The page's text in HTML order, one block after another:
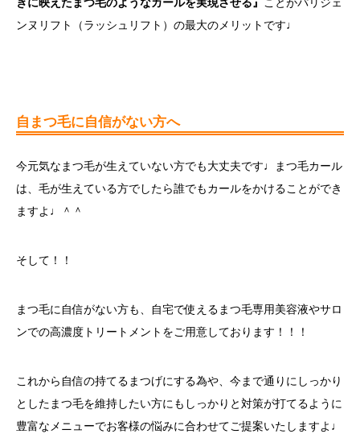
きに映えたまつ毛のようなカールを実現させる』 ことがパリジェ
ンヌリフト（ラッシュリフト）の最大のメリットです♩
自まつ毛に自信がない方へ
今元気なまつ毛が生えていない方でも大丈夫です♩まつ毛カール
は、毛が生えている方でしたら誰でもカールをかけることができ
ますよ♩＾＾
そして！！
まつ毛に自信がない方も、自宅で使えるまつ毛専用美容液やサロ
ンでの高濃度トリートメントをご用意しております！！！
これから自信の持てるまつげにする為や、今まで通りにしっかり
としたまつ毛を維持したい方にもしっかりと対策が打てるように
豊富なメニューでお客様の悩みに合わせてご提案いたしますよ♩